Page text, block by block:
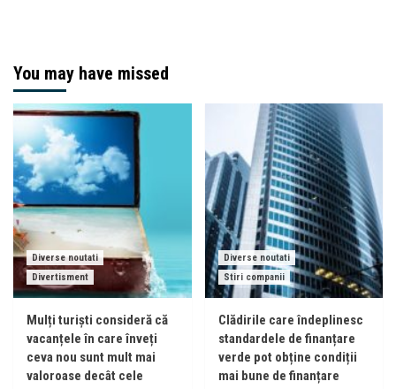
You may have missed
Diverse noutati
Divertisment
Mulți turiști consideră că
vacanțele în care înveți
ceva nou sunt mult mai
valoroase decât cele
Diverse noutati
Stiri companii
Clădirile care îndeplinesc
standardele de finanțare
verde pot obține condiții
mai bune de finanțare